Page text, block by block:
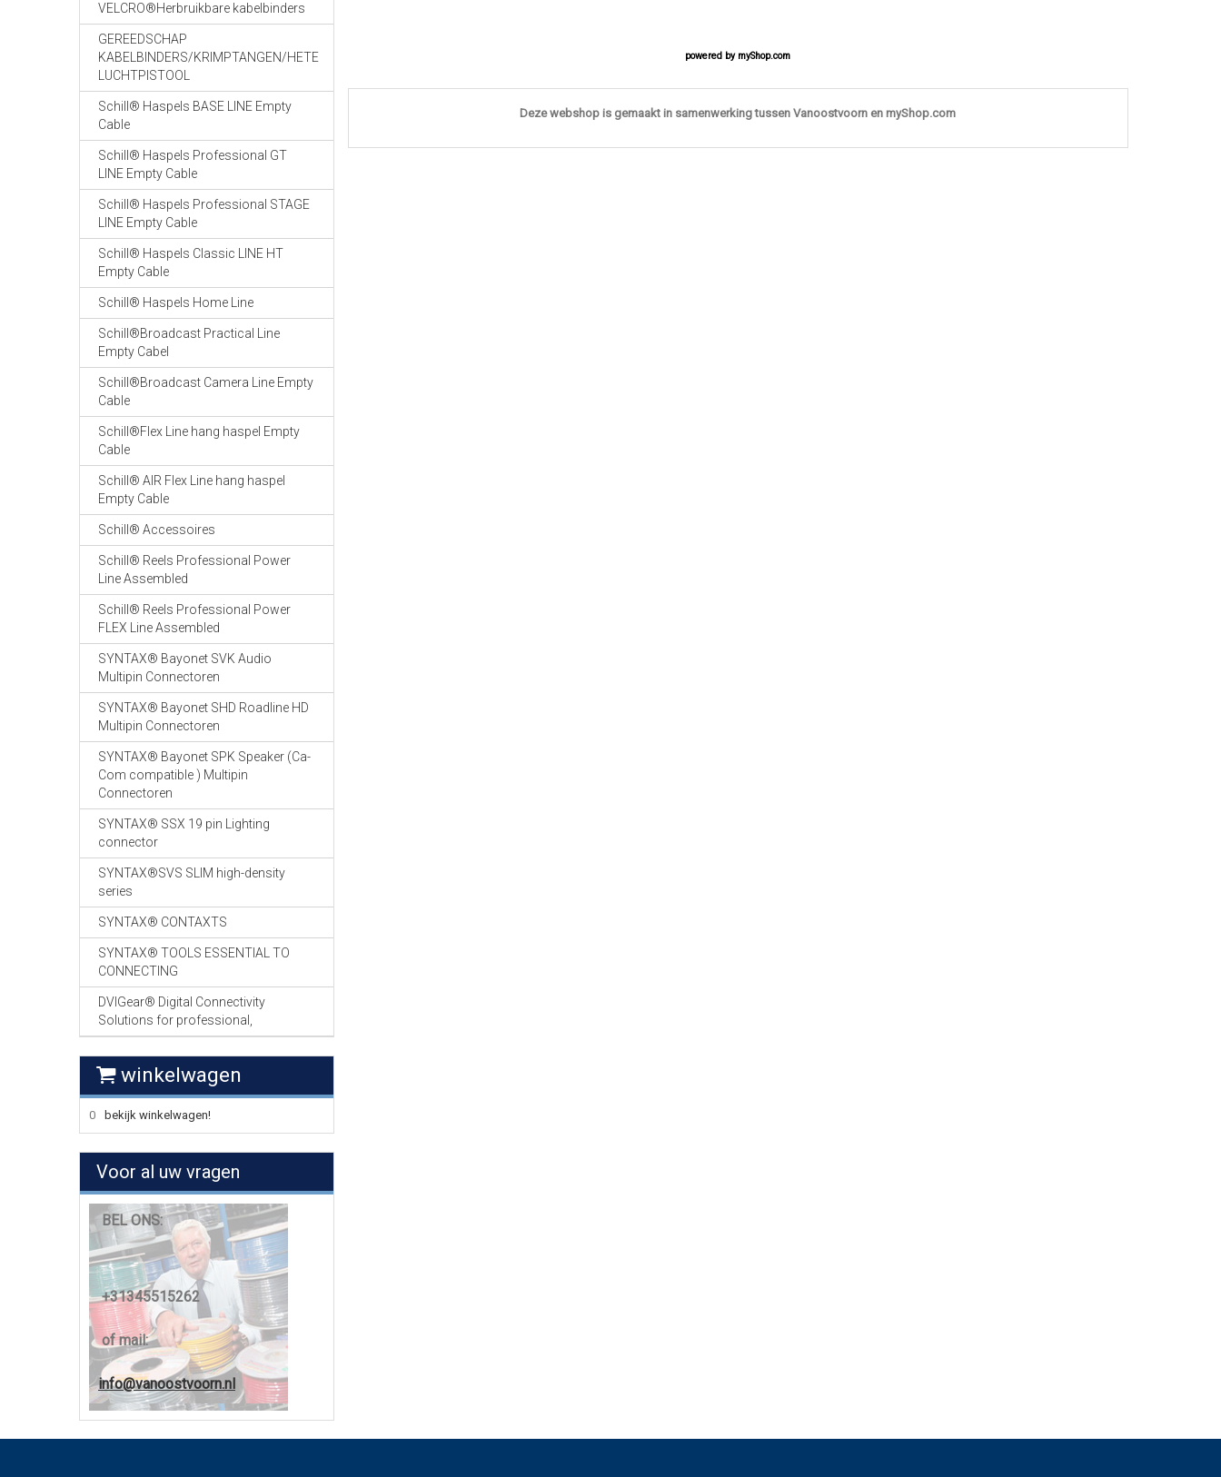
VELCRO®Herbruikbare kabelbinders
GEREEDSCHAP
KABELBINDERS/KRIMPTANGEN/HETE
LUCHTPISTOOL
Schill® Haspels BASE LINE Empty
Cable
Schill® Haspels Professional GT
LINE Empty Cable
Schill® Haspels Professional STAGE
LINE Empty Cable
Schill® Haspels Classic LINE HT
Empty Cable
Schill® Haspels Home Line
Schill®Broadcast Practical Line
Empty Cabel
Schill®Broadcast Camera Line Empty
Cable
Schill®Flex Line hang haspel Empty
Cable
Schill® AIR Flex Line hang haspel
Empty Cable
Schill® Accessoires
Schill® Reels Professional Power
Line Assembled
Schill® Reels Professional Power
FLEX Line Assembled
SYNTAX® Bayonet SVK Audio
Multipin Connectoren
SYNTAX® Bayonet SHD Roadline HD
Multipin Connectoren
SYNTAX® Bayonet SPK Speaker (Ca-
Com compatible ) Multipin
Connectoren
SYNTAX® SSX 19 pin Lighting
connector
SYNTAX®SVS SLIM high-density
series
SYNTAX® CONTAXTS
SYNTAX® TOOLS ESSENTIAL TO
CONNECTING
DVIGear® Digital Connectivity
Solutions for professional,
winkelwagen
0 bekijk winkelwagen!
Voor al uw vragen
BEL ONS:
+31345515262
of mail:
info@vanoostvoorn.nl
powered by myShop.com
Deze webshop is gemaakt in samenwerking tussen Vanoostvoorn en myShop.com